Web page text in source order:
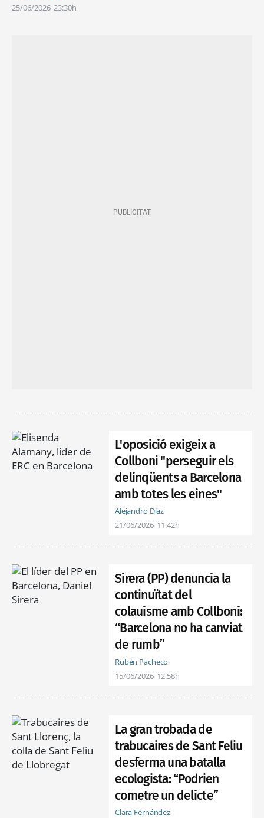
25/06/2026 23:30h
L'oposició exigeix a
Collboni "perseguir els
delinqüents a Barcelona
amb totes les eines"
Alejandro Díaz
21/06/2026 11:42h
Sirera (PP) denuncia la
continuïtat del
colauisme amb Collboni:
“Barcelona no ha canviat
de rumb”
Rubén Pacheco
15/06/2026 12:58h
La gran trobada de
trabucaires de Sant Feliu
desferma una batalla
ecologista: “Podrien
cometre un delicte”
Clara Fernández